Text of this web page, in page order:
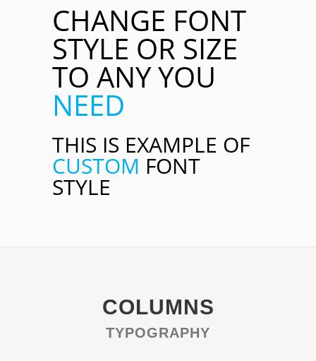
CHANGE FONT
STYLE OR SIZE
TO ANY YOU
NEED
THIS IS EXAMPLE OF
CUSTOM FONT
STYLE
COLUMNS
TYPOGRAPHY